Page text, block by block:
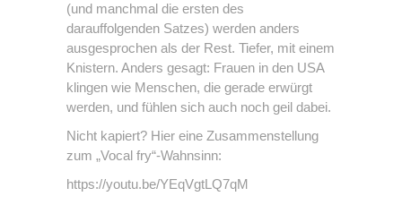
(und manchmal die ersten des
darauffolgenden Satzes) werden anders
ausgesprochen als der Rest. Tiefer, mit einem
Knistern. Anders gesagt: Frauen in den USA
klingen wie Menschen, die gerade erwürgt
werden, und fühlen sich auch noch geil dabei.
Nicht kapiert? Hier eine Zusammenstellung
zum „Vocal fry“-Wahnsinn:
https://youtu.be/YEqVgtLQ7qM